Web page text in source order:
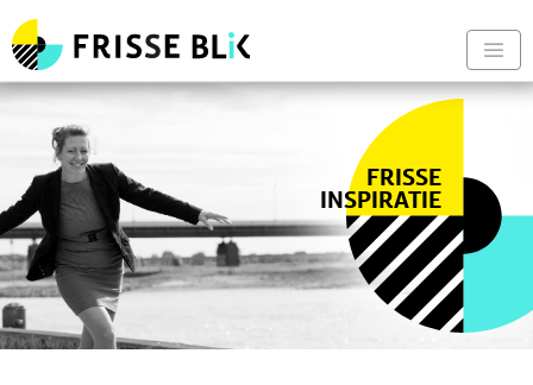
Frisse Blik - Naar de
FRISSE
INSPIRATIE